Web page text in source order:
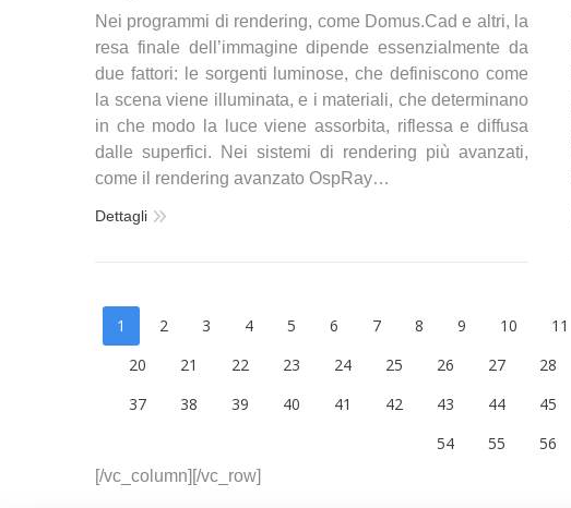
Nei programmi di rendering, come Domus.Cad e altri, la
resa finale dell’immagine dipende essenzialmente da
due fattori: le sorgenti luminose, che definiscono come
la scena viene illuminata, e i materiali, che determinano
in che modo la luce viene assorbita, riflessa e diffusa
dalle superfici. Nei sistemi di rendering più avanzati,
come il rendering avanzato OspRay…
Dettagli
1 2 3 4 5 6 7 8 9 10 11
20
21 22 23 24 25 26 27 28
37
38 39 40 41 42 43 44 45
54
55 56
[/vc_column][/vc_row]